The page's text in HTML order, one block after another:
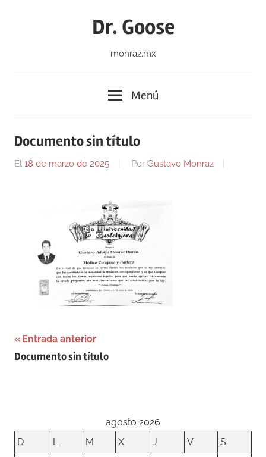
Dr. Goose
monraz.mx
Menú
Documento sin título
El 18 de marzo de 2025 Por Gustavo Monraz
Navegación
de
Entrada anterior
Documento sin título
agosto 2026
D
L M X J V
S